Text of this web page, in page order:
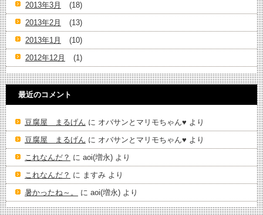
2013年3月
(18)
2013年2月
(13)
2013年1月
(10)
2012年12月
(1)
最近のコメント
豆腐屋 まるげん に オバサンとマリモちゃん♥️ より
豆腐屋 まるげん に オバサンとマリモちゃん♥️ より
これなんだ？ に aoi(増永) より
これなんだ？ に ますみ より
暑かったね～。
に aoi(増永) より